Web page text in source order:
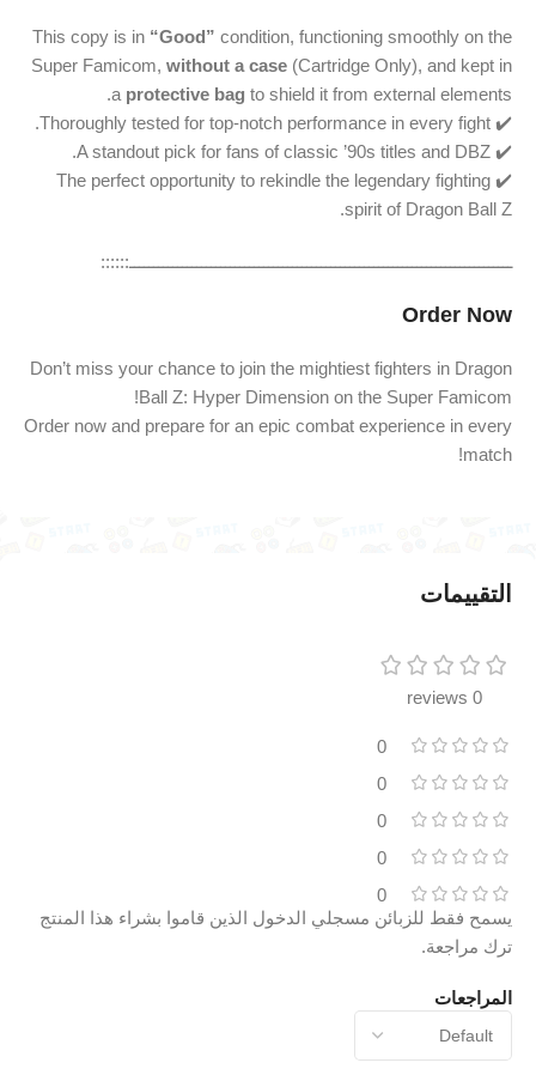
This copy is in “Good” condition, functioning smoothly on the
Super Famicom, without a case (Cartridge Only), and kept in
a protective bag to shield it from external elements.
✔️ Thoroughly tested for top-notch performance in every fight.
✔️ A standout pick for fans of classic ’90s titles and DBZ.
✔️ The perfect opportunity to rekindle the legendary fighting
spirit of Dragon Ball Z.
ــــــــــــــــــــــــــــــــــــــــــــــــــــــــــــــــــــــــــــــــ::::::
Order Now
Don’t miss your chance to join the mightiest fighters in Dragon
Ball Z: Hyper Dimension on the Super Famicom!
Order now and prepare for an epic combat experience in every
match!
التقييمات
0 reviews
0
0
0
0
0
المراجعات
يسمح فقط للزبائن مسجلي الدخول الذين قاموا بشراء هذا المنتج
ترك مراجعة.